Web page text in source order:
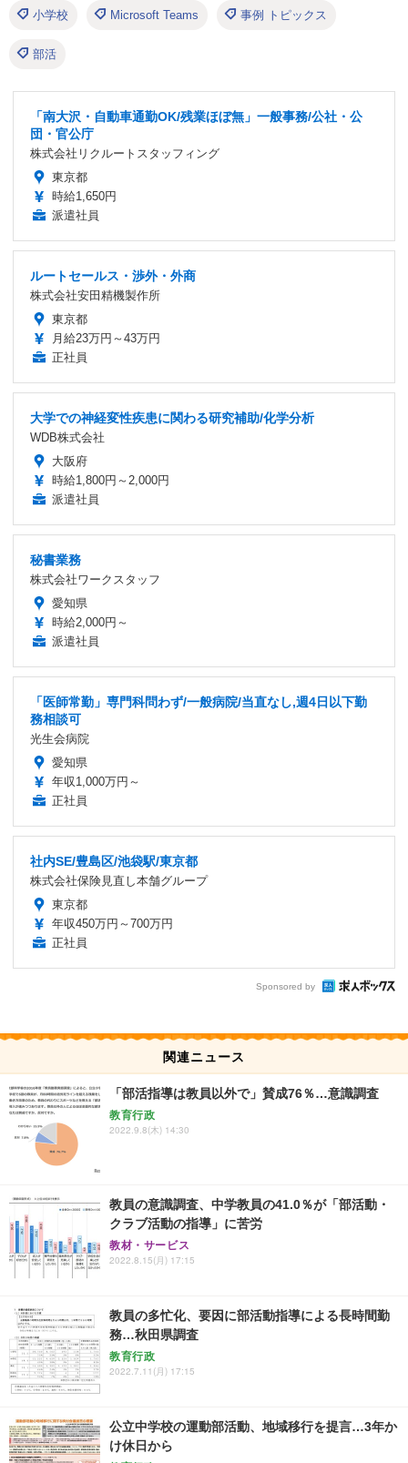
小学校 Microsoft Teams 事例 トピックス
部活
「南大沢・自動車通勤OK/残業ほぼ無」一般事務/公社・公
団・官公庁
株式会社リクルートスタッフィング
東京都
時給1,650円
派遣社員
ルートセールス・渉外・外商
株式会社安田精機製作所
東京都
月給23万円～43万円
正社員
大学での神経変性疾患に関わる研究補助/化学分析
WDB株式会社
大阪府
時給1,800円～2,000円
派遣社員
秘書業務
株式会社ワークスタッフ
愛知県
時給2,000円～
派遣社員
「医師常勤」専門科問わず/一般病院/当直なし,週4日以下勤
務相談可
光生会病院
愛知県
年収1,000万円～
正社員
社内SE/豊島区/池袋駅/東京都
株式会社保険見直し本舗グループ
東京都
年収450万円～700万円
正社員
Sponsored by
関連ニュース
「部活指導は教員以外で」賛成76％…意識調査
教育行政
2022.9.8(木) 14:30
教員の意識調査、中学教員の41.0％が「部活動・
クラブ活動の指導」に苦労
教材・サービス
2022.8.15(月) 17:15
教員の多忙化、要因に部活動指導による長時間勤
務…秋田県調査
教育行政
2022.7.11(月) 17:15
公立中学校の運動部活動、地域移行を提言…3年か
け休日から